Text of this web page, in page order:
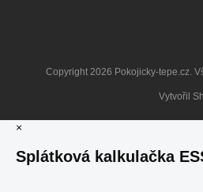
Vytvořil
Copyright 2026 Pokojicky-tepe.cz.
×
Splátková kalkulačka